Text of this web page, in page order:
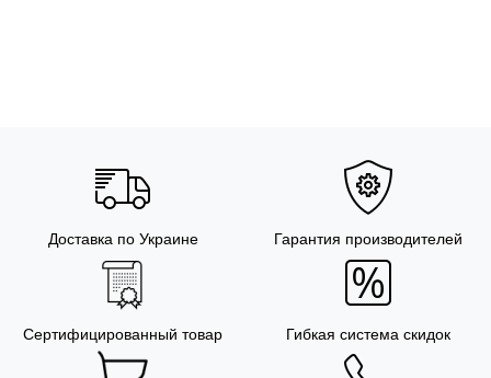
Доставка по Украине Гарантия производителей
Сертифицированный товар Гибкая система скидок